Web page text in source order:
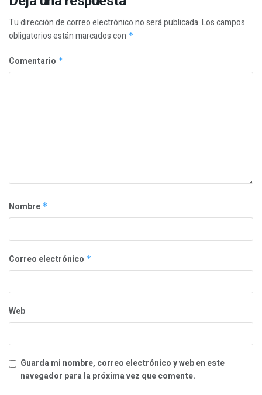
Tu dirección de correo electrónico no será publicada.Los campos
obligatorios están marcados con *
Comentario *
Nombre *
Correo electrónico *
Web
Guarda mi nombre, correo electrónico y web en este
navegador para la próxima vez que comente.